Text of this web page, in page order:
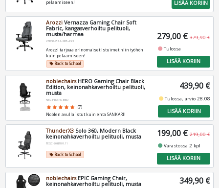
pelaamiseen!
LISÄÄ KORIIN
Arozzi Vernazza Gaming Chair Soft
Fabric, kangasverhoiltu pelituoli,
musta/harmaa
VERNAZZA-SFB-ASH
Arozzi tarjoaa erinomaiset istuimet niin työhön
kuin pelaamiseen!
local_offerBack to School
279,00 € 379,90 €
fiber_manual_record Tulossa
LISÄÄ KORIIN
noblechairsHERO Gaming Chair Black
Edition, keinonahkaverhoiltu pelituoli,
musta
NBL-HRO-PU-BED
star star star star star (7)
Noblen avulla istut kuin ehta SANKARI!
439,90 €
fiber_manual_recordTulossa, arvio 28.08
LISÄÄ KORIIN
ThunderX3 Solo 360, Modern Black
keinonahkaverhoiltu pelituoli, musta
TEGC-2083101.11
local_offerBack to School
199,00 € 219,00 €
fiber_manual_recordVarastossa 2 kpl
LISÄÄ KORIIN
noblechairsEPIC Gaming Chair,
keinonahkaverhoiltu pelituoli, musta
349,90 €